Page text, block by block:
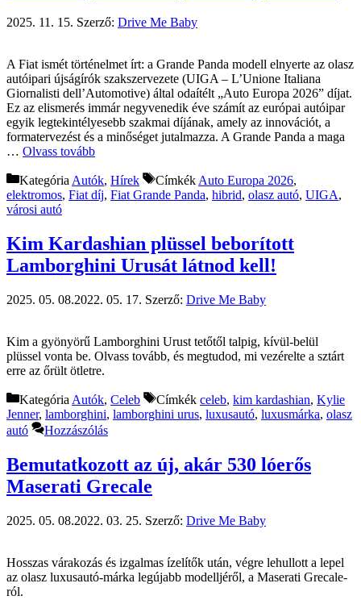
2025. 11. 15. Szerző: Drive Me Baby
A Fiat ismét történelmet írt: a Grande Panda modell elnyerte az olasz
autóipari újságírók szakszervezete (UIGA – L’Unione Italiana
Giornalisti dell’Automotive) által odaítélt „Auto Europa 2026” díjat.
Ez az elismerés immár negyvenedik éve számít az európai autóipar
egyik legtekintélyesebb szakmai díjának, amely az innovációt, a
formatervezést és a minőséget jutalmazza. A Grande Panda a maga
… Olvass tovább
KategóriaAutók, Hírek CímkékAuto Europa 2026,
elektromos, Fiat díj, Fiat Grande Panda, hibrid, olasz autó, UIGA,
városi autó
Kim Kardashian plüssel beborított
Lamborghini Urusát látnod kell!
2025. 05. 08.2022. 05. 17. Szerző: Drive Me Baby
Kim a gyönyörű Lamborghini Urust tetőtől talpig, kívül-belül
plüssel vonta be. Olvass tovább, és megtudod, mi vezérelte a sztárt
erre az őrült ötletre.
Kategória Autók, Celeb Címkék celeb, kim kardashian, Kylie
Jenner, lamborghini, lamborghini urus, luxusautó, luxusmárka, olasz
autó
Hozzászólás
Bemutatkozott az új, akár 530 lóerős
Maserati Grecale
2025. 05. 08.2022. 03. 25. Szerző: Drive Me Baby
Hosszas várakozás és izgalmas ízelítők után, végre lehullott a lepel
az olasz luxusautó-márka legújabb modelljéről, a Maserati Grecale-
ról.